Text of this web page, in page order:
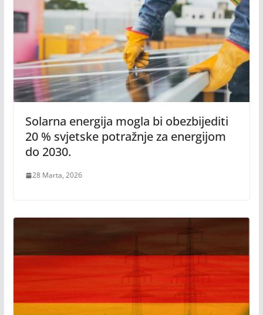
Solarna energija mogla bi obezbijediti
20 % svjetske potražnje za energijom
do 2030.
28 Marta, 2026